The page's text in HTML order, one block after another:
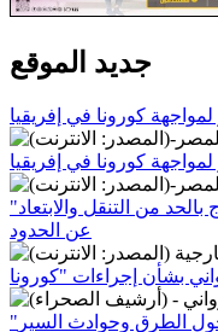
جديد الموقع
"الخارجية" تطالب المواطنين في الخارج بالحد من التنقل والابتعاد
عن الحدود
"الشأن العام" مع وزير التجهيز و النقل حول الطرق وحوادث السير